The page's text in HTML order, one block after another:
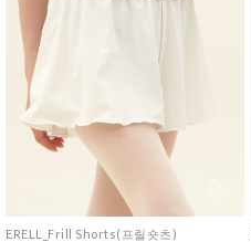
ERELL_Frill Shorts(프릴숏츠)